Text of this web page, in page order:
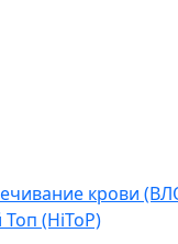
крови
(HiToP)